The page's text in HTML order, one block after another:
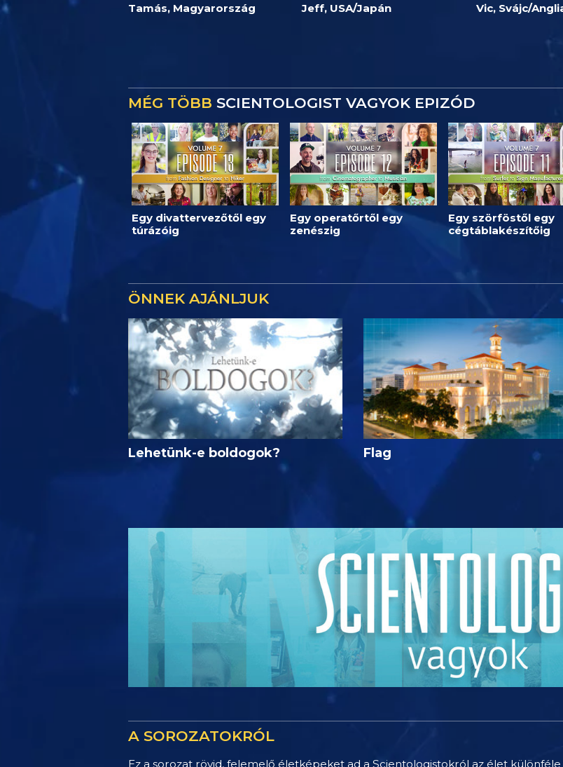
Tamás, Magyarország Jeff, USA/Japán Vic, Svájc/
MÉG TÖBB SCIENTOLOGIST VAGYOK EPIZÓD
Egy divattervezőtől egy
túrázóig
Egy operatőrtől egy
zenészig
Egy szörföstől egy
cégtáblakészítőig
ÖNNEK AJÁNLJUK
Lehetünk-e boldogok? Flag
A SOROZATOKRÓL
Ez a sorozat rövid, felemelő életképeket ad a Scientologistokról az élet